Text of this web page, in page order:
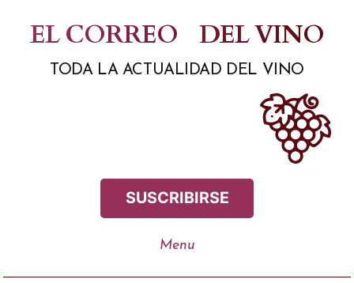
contenido
EL CORREO DEL VINO
TODA LA ACTUALIDAD DEL VINO
SUSCRIBIRSE